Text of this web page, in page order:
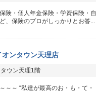
険・個人年金保険・学資保険・自
、保険のプロがしっかりとお答...
ンタウン天理店
ウン天理1階
～ “私達が最高のお・も・て・